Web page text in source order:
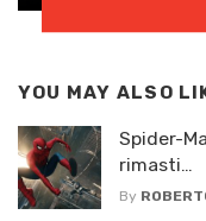
YOU MAY ALSO
Spider-
rimasti…
By